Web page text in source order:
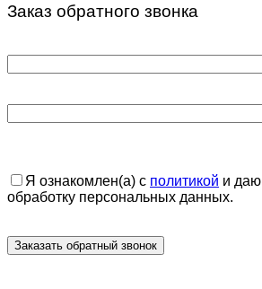
Заказ обратного звонка
Я ознакомлен(а) с политикой и даю
обработку персональных данных.